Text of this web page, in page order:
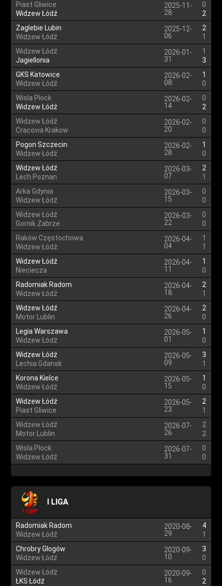
Piast Gliwice
Widzew Łódź
2025-11-
28
0
2
Zaglebie Lubin
Widzew Łódź
2025-12-
06
2
1
Widzew Łódź
Jagiellonia
2026-01-
31
1
3
GKS Katowice
Widzew Łódź
2026-02-
08
1
0
Wisla Plock
Widzew Łódź
2026-02-
14
0
2
Widzew Łódź
Cracovia Krakow
2026-02-
20
0
0
Pogon Szczecin
Widzew Łódź
2026-02-
28
1
0
Widzew Łódź
Lech Poznan
2026-03-
07
2
1
Arka Gdynia
Widzew Łódź
2026-03-
15
0
0
Widzew Łódź
Gornik Zabrze
2026-03-
22
0
0
Raków Częstochowa
Widzew Łódź
2026-04-
04
1
1
Widzew Łódź
Nieciecza
2026-04-
11
1
0
Radomiak Radom
Widzew Łódź
2026-04-
18
2
1
Widzew Łódź
Motor Lublin
2026-04-
26
2
0
Legia Warszawa
Widzew Łódź
2026-05-
01
1
0
Widzew Łódź
Lechia Gdansk
2026-05-
09
3
1
Korona Kielce
Widzew Łódź
2026-05-
15
1
0
Widzew Łódź
Piast Gliwice
2026-05-
23
2
1
Widzew Łódź
Motor Lublin
2026-07-
26
2
2
Wisla Plock
Widzew Łódź
2026-07-
31
0
0
I LIGA
Radomiak Radom
Widzew Łódź
2020-08-
29
4
1
Chrobry Głogów
Widzew Łódź
2020-09-
10
3
0
Widzew Łódź
ŁKS Łódź
2020-09-
16
0
2